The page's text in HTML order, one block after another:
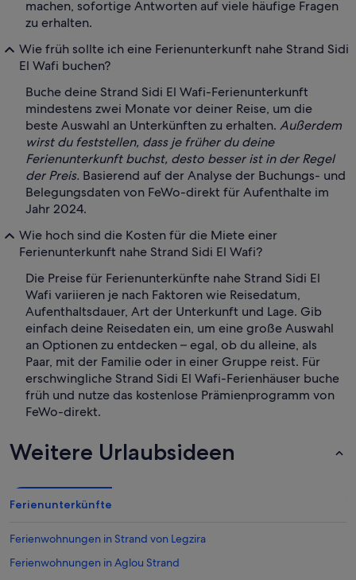
machen, sofortige Antworten auf viele häufige Fragen
zu erhalten.
Wie früh sollte ich eine Ferienunterkunft nahe Strand Sidi
El Wafi buchen?
Buche deine Strand Sidi El Wafi-Ferienunterkunft
mindestens zwei Monate vor deiner Reise, um die
beste Auswahl an Unterkünften zu erhalten. Außerdem
wirst du feststellen, dass je früher du deine
Ferienunterkunft buchst, desto besser ist in der Regel
der Preis. Basierend auf der Analyse der Buchungs- und
Belegungsdaten von FeWo-direkt für Aufenthalte im
Jahr 2024.
Wie hoch sind die Kosten für die Miete einer
Ferienunterkunft nahe Strand Sidi El Wafi?
Die Preise für Ferienunterkünfte nahe Strand Sidi El
Wafi variieren je nach Faktoren wie Reisedatum,
Aufenthaltsdauer, Art der Unterkunft und Lage. Gib
einfach deine Reisedaten ein, um eine große Auswahl
an Optionen zu entdecken – egal, ob du alleine, als
Paar, mit der Familie oder in einer Gruppe reist. Für
erschwingliche Strand Sidi El Wafi-Ferienhäuser buche
früh und nutze das kostenlose Prämienprogramm von
FeWo-direkt.
Weitere Urlaubsideen
Ferienunterkünfte
Ferienwohnungen in Strand von Legzira
Ferienwohnungen in Aglou Strand